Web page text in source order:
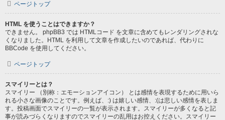
ページトップ
HTML を使うことはできますか？
できません。 phpBB3 では HTMLコード を文章に含めてもレンダリングされな
くなりました。HTML を利用して文章を作成したいのであれば、代わりに
BBCode を使用してください。
ページトップ
スマイリーとは？
スマイリー （別称：エモーションアイコン） とは感情を表現するために用いら
れる小さな画像のことです。例えば、:) は嬉しい感情、:(は悲しい感情を表しま
す。投稿画面でスマイリーの一覧が表示されます。スマイリーが多くなると記
事が読みづらくなりますのでスマイリーの乱用はお控えください。スマイリー